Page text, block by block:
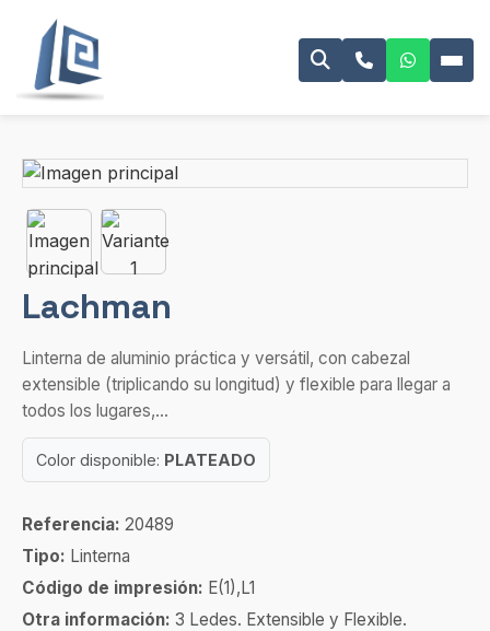
Lachman
Linterna de aluminio práctica y versátil, con cabezal
extensible (triplicando su longitud) y flexible para llegar a
todos los lugares,...
Color disponible: PLATEADO
Referencia: 20489
Tipo: Linterna
Código de impresión: E(1),L1
Otra información: 3 Ledes. Extensible y Flexible.